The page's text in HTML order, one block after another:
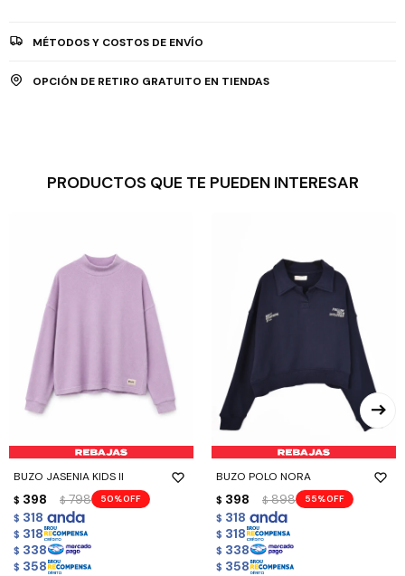
MÉTODOS Y COSTOS DE ENVÍO
OPCIÓN DE RETIRO GRATUITO EN TIENDAS
PRODUCTOS QUE TE PUEDEN INTERESAR
BUZO JASENIA KIDS II
$ 398 $ 798 50
$ 318
$ 318
$ 338
$ 358
BUZO POLO NORA
$ 398 $ 898 55
$ 318
$ 318
$ 338
$ 358